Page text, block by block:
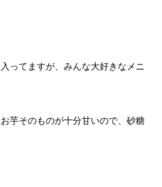
ってますが、みんな大好きなメニ
芋そのものが十分甘いので、砂糖